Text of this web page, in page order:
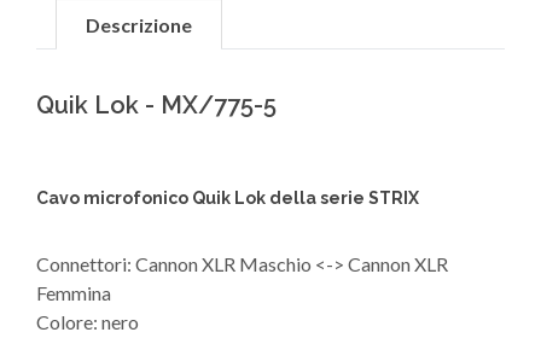
Descrizione
Quik Lok - MX/775-5
Cavo microfonico Quik Lok della serie STRIX
Connettori: Cannon XLR Maschio <-> Cannon XLR
Femmina
Colore: nero